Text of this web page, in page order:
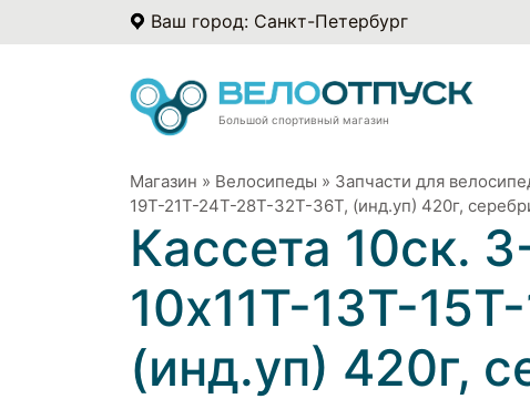
Ваш город: Санкт-Петербург
Большой спортивный магазин
Магазин » Велосипеды » Запчасти для
19T-21T-24T-28T-32T-36T, (инд.уп) 420г,
Кассета 10ск.
10x11T-13T-
(инд.уп) 420г,